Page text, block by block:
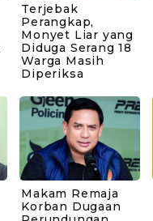
Terjebak
Perangkap,
Monyet Liar yang
Diduga Serang 18
Warga Masih
Diperiksa
Makam Remaja
Korban Dugaan